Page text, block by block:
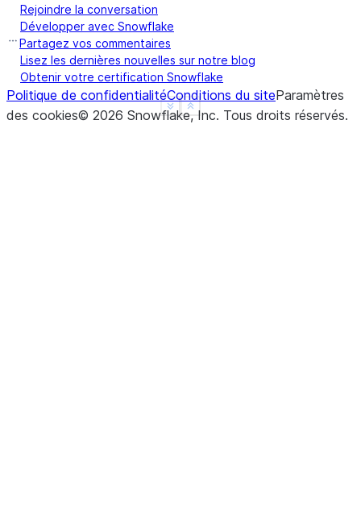
Show less
See more
Rejoindre la conversation
Développer avec Snowflake
Partagez vos commentaires
Lisez les dernières nouvelles sur notre blog
Obtenir votre certification Snowflake
Politique de confidentialitéConditions du siteParamètres
des cookies© 2026 Snowflake, Inc. Tous droits réservés.